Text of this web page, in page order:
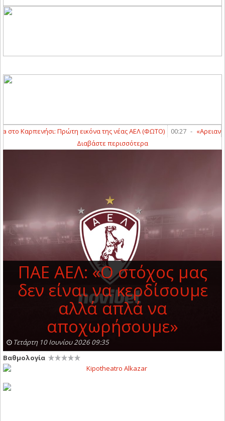
Καρπενήσι: Πρώτη εικόνα της νέας ΑΕΛ (ΦΩΤΟ) 00:27 - «Αρειανός»
Διαβάστε περισσότερα
ΠΑΕ ΑΕΛ: «Ο στόχος μας
δεν είναι να κερδίσουμε
αλλά απλά να
αποχωρήσουμε»
Τετάρτη 10 Ιουνίου 2026 09:35
Βαθμολογία